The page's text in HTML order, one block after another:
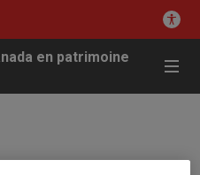
en patrimoine